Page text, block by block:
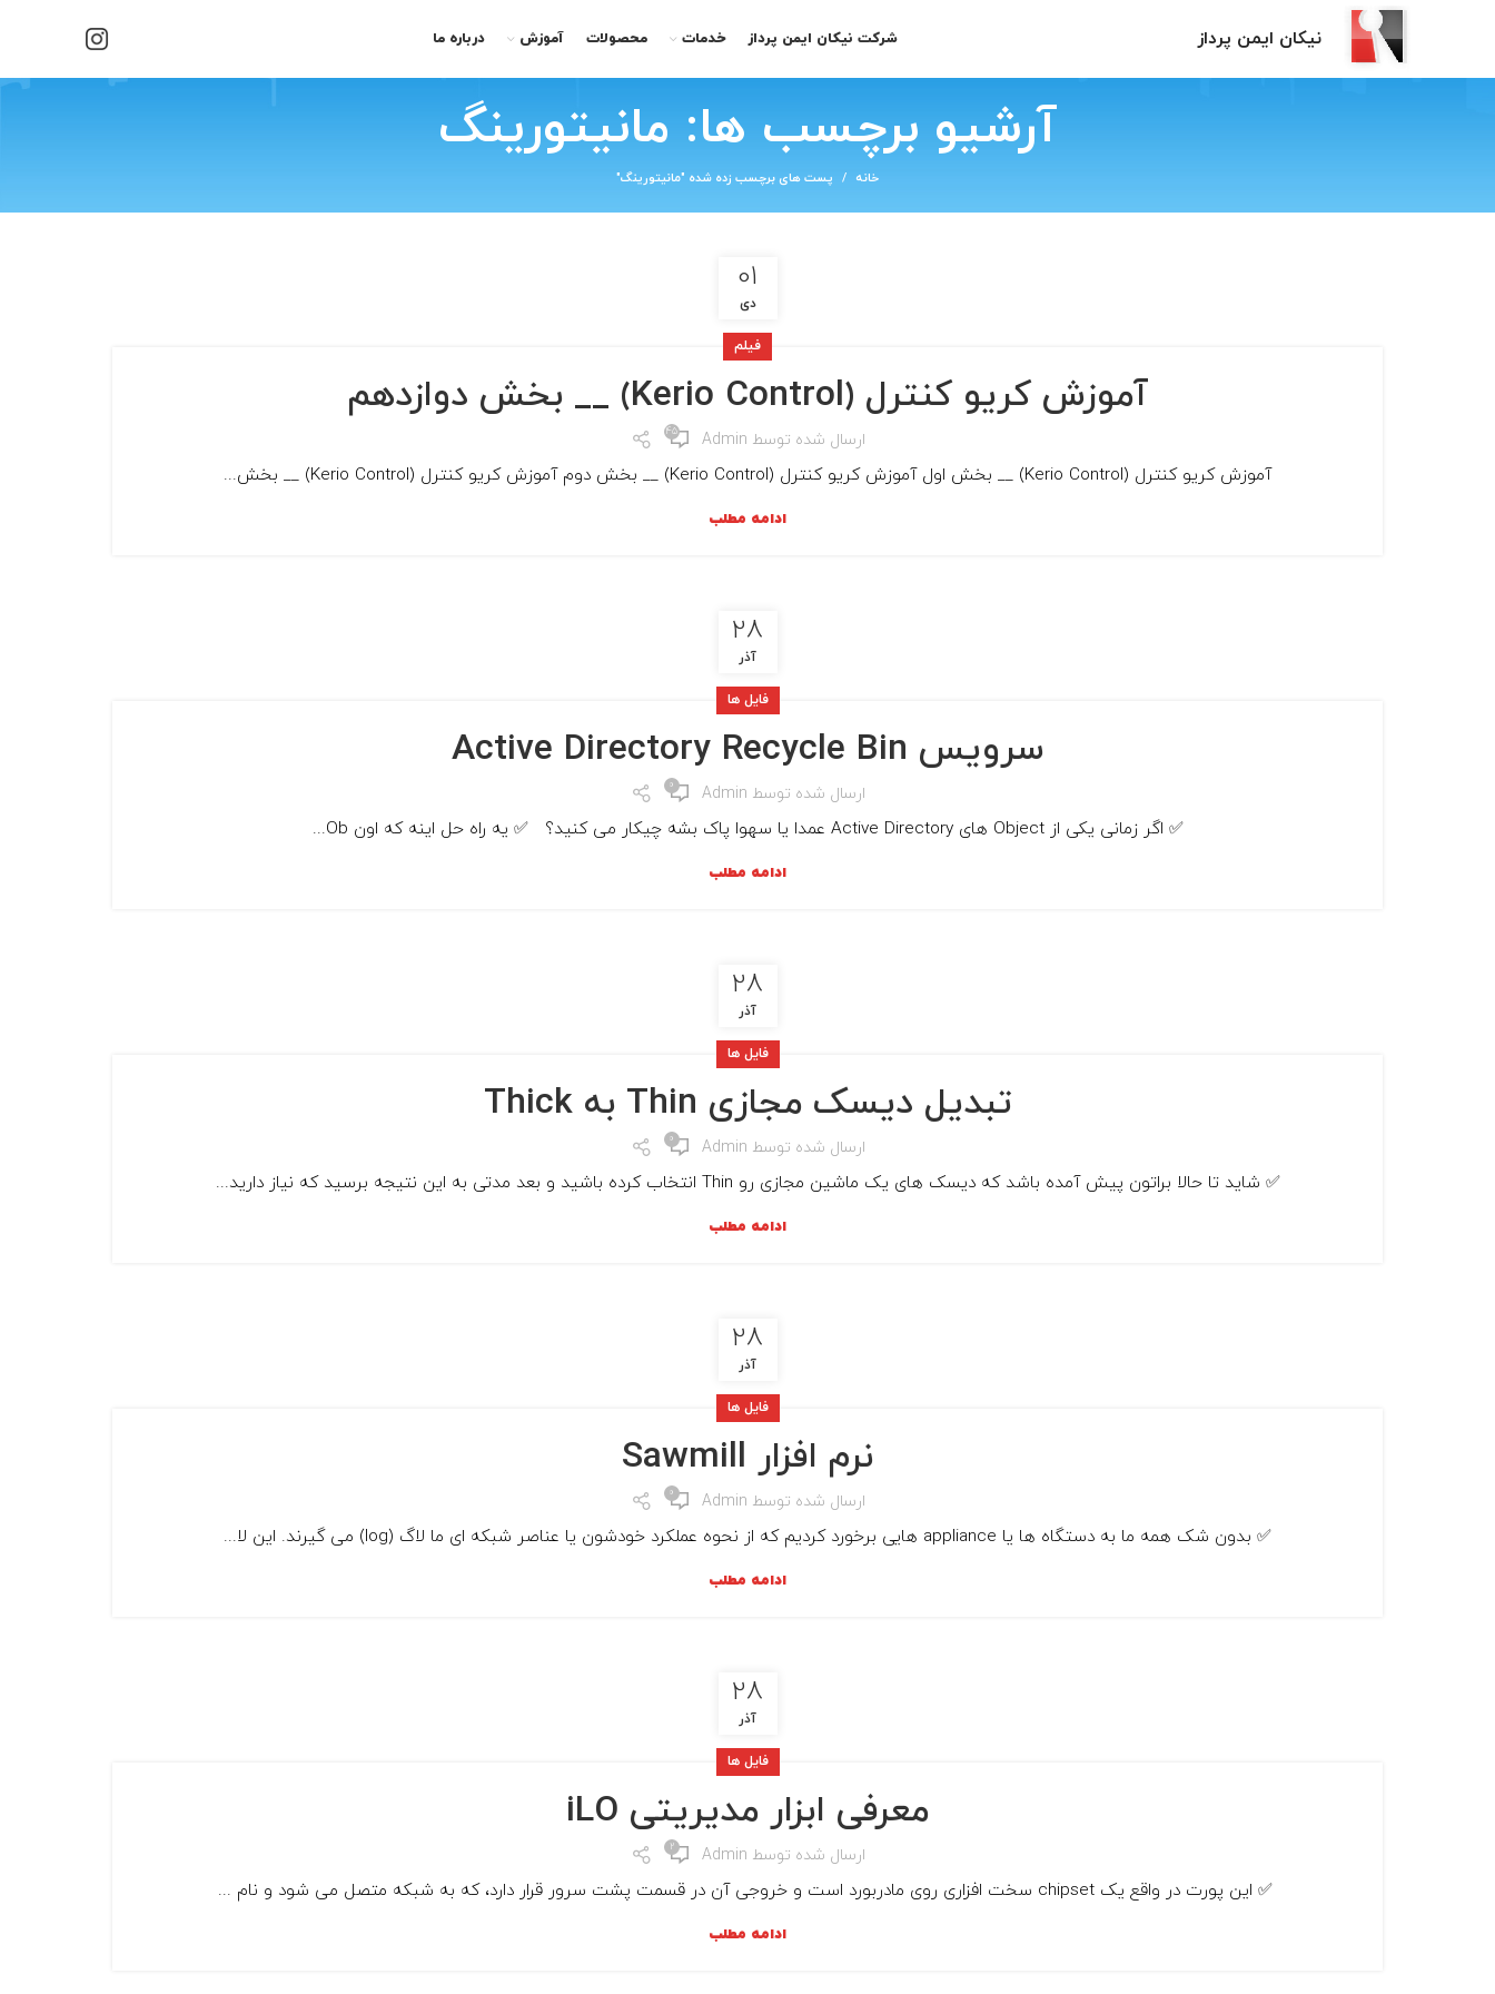
نیکان ایمن پرداز شرکت نیکان ایمن پرداز خدمات محصولات آموزش درباره ما
آرشیو برچسب ها: مانیتورینگ
خانه پست های برچسب زده شده "مانیتورینگ"
01
دی
فیلم
آموزش کریو کنترل (Kerio Control) __ بخش دوازدهم
ارسال شده توسط Admin
45
آموزش کریو کنترل (Kerio Control) __ بخش اول آموزش کریو کنترل (Kerio Control) __ بخش دوم آموزش کریو کنترل (Kerio Control) __ بخش...
ادامه مطلب
28
آذر
فایل ها
سرویس Active Directory Recycle Bin
ارسال شده توسط Admin
0
✅ اگر زمانی یکی از Object های Active Directory عمدا یا سهوا پاک بشه چیکار می کنید؟ ✅ یه راه حل اینه که اون Ob...
ادامه مطلب
28
آذر
فایل ها
تبدیل دیسک مجازی Thin به Thick
ارسال شده توسط Admin
0
✅ شاید تا حالا براتون پیش آمده باشد که دیسک های یک ماشین مجازی رو Thin انتخاب کرده باشید و بعد مدتی به این نتیجه برسید که نیاز دارید...
ادامه مطلب
28
آذر
فایل ها
نرم افزار Sawmill
ارسال شده توسط Admin
0
✅ بدون شک همه ما به دستگاه ها یا appliance هایی برخورد کردیم که از نحوه عملکرد خودشون یا عناصر شبکه ای ما لاگ (log) می گیرند. این لا...
ادامه مطلب
28
آذر
فایل ها
معرفی ابزار مدیریتی iLO
ارسال شده توسط Admin
2
✅ این پورت در واقع یک chipset سخت افزاری روی مادربورد است و خروجی آن در قسمت پشت سرور قرار دارد، که به شبکه متصل می شود و نام ...
ادامه مطلب